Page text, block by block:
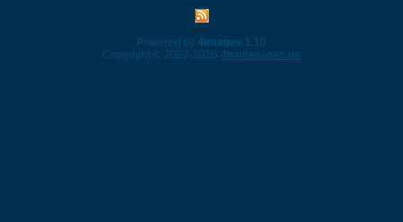
Powered by 4images 1.10
Copyright © 2002-2026 4homepages.de